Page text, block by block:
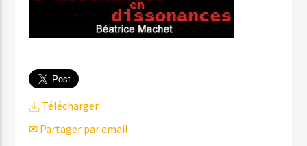
Télécharger
✉ Partager par email